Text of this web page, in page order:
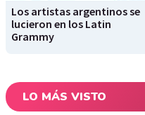
Los artistas argentinos se
lucieron en los Latin
Grammy
LO MÁS VISTO